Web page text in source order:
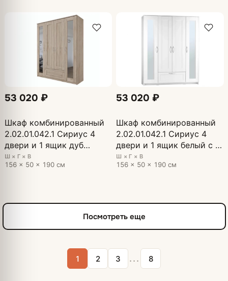
53 020 ₽
Шкаф комбинированный
2.02.01.042.1 Сириус 4
двери и 1 ящик дуб
сонома с 2 зеркалами
Ш × Г × В
156 × 50 × 190 см
53 020 ₽
Шкаф комбинированный
2.02.01.042.1 Сириус 4
двери и 1 ящик белый с 2
зеркалами
Ш × Г × В
156 × 50 × 190 см
Посмотреть еще
1 2 3 ... 8